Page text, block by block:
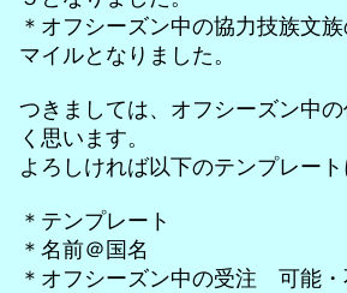
＊オフシーズン中の協力技族文
マイルとなりました。
つきましては、オフシーズン中
く思います。
よろしければ以下のテンプレー
＊テンプレート
＊名前＠国名
＊オフシーズン中の受注 可能・